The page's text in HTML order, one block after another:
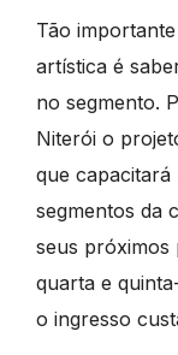
Tão
artística é
no segmento.
Niterói o
que capacitará
segmentos da
seus próximos
quarta e
o ingresso